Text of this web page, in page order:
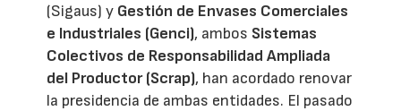
(Sigaus) y Gestión de Envases Comerciales
e Industriales (Genci), ambos Sistemas
Colectivos de Responsabilidad Ampliada
del Productor (Scrap), han acordado renovar
la presidencia de ambas entidades. El pasado